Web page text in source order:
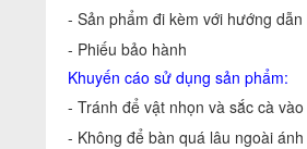
- Sản phẩm đi kèm với hướng
- Phiếu bảo hành
Khuyến cáo sử dụng sản phẩm:
- Tránh để vật nhọn và sắc cà
- Không để bàn quá lâu ngoài